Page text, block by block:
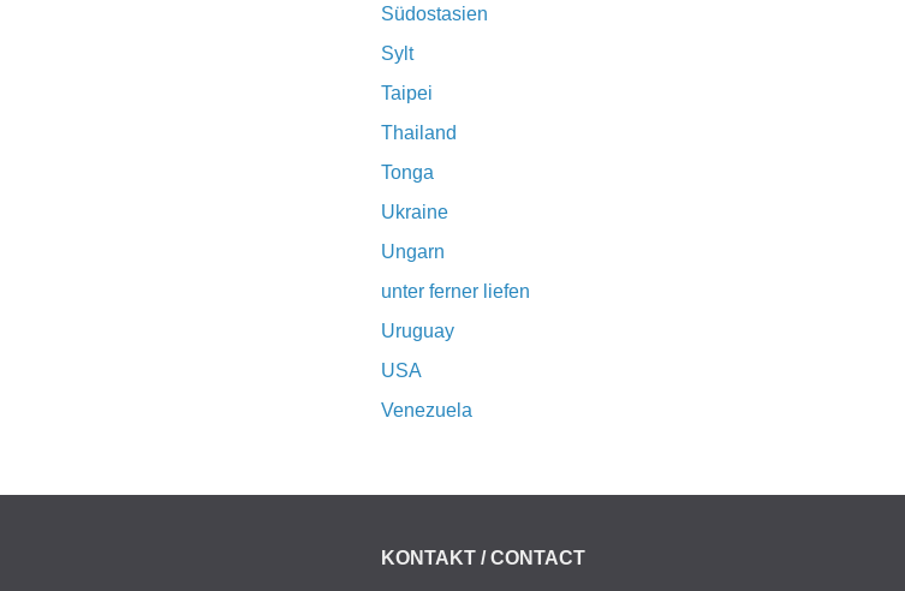
Südostasien
Sylt
Taipei
Thailand
Tonga
Ukraine
Ungarn
unter ferner liefen
Uruguay
USA
Venezuela
KONTAKT / CONTACT